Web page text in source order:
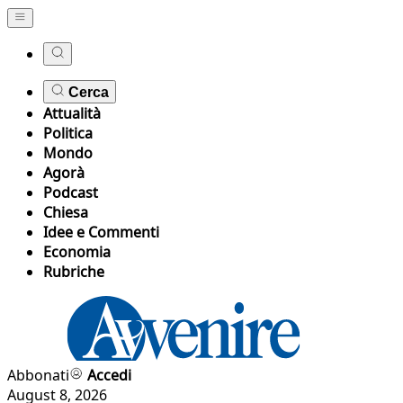
Cerca
Attualità
Politica
Mondo
Agorà
Podcast
Chiesa
Idee e Commenti
Economia
Rubriche
Abbonati
Accedi
August 8, 2026